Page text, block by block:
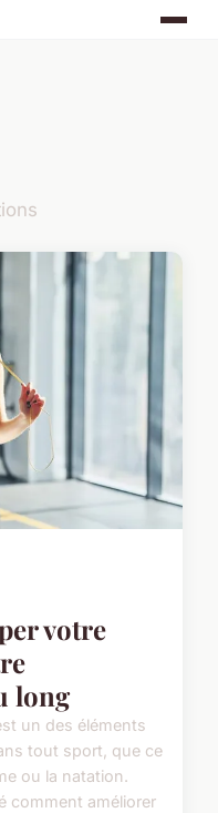
votre
long
un des éléments
tout sport, que ce
ou la natation.
comment améliorer